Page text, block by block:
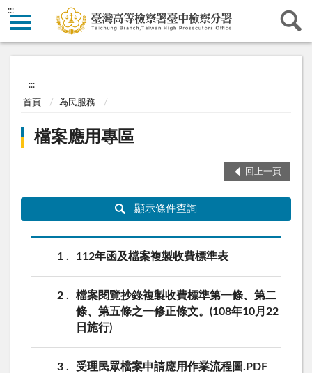
:::
:::
首頁 為民服務
檔案應用專區
回上一頁
顯示條件查詢
1 112年函及檔案複製收費標準表
2
檔案閱覽抄錄複製收費標準第一條、第二
條、第五條之一修正條文。(108年10月22
日施行)
3 受理民眾檔案申請應用作業流程圖.PDF